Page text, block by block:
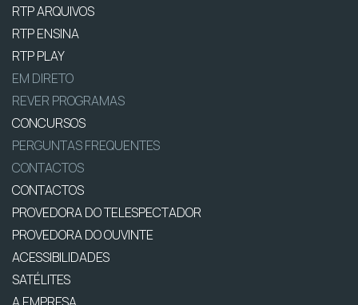
RTP ARQUIVOS
RTP ENSINA
RTP PLAY
EM DIRETO
REVER PROGRAMAS
CONCURSOS
PERGUNTAS FREQUENTES
CONTACTOS
CONTACTOS
PROVEDORA DO TELESPECTADOR
PROVEDORA DO OUVINTE
ACESSIBILIDADES
SATÉLITES